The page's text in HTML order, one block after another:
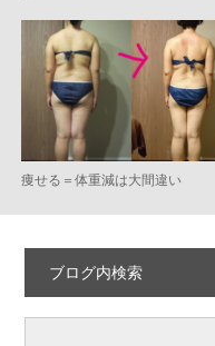
痩せる＝体重減は大間違い
ブログ内検索